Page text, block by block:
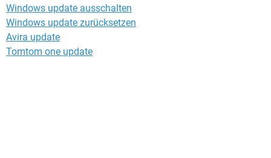
Windows update ausschalten
Windows update zurücksetzen
Avira update
Tomtom one update